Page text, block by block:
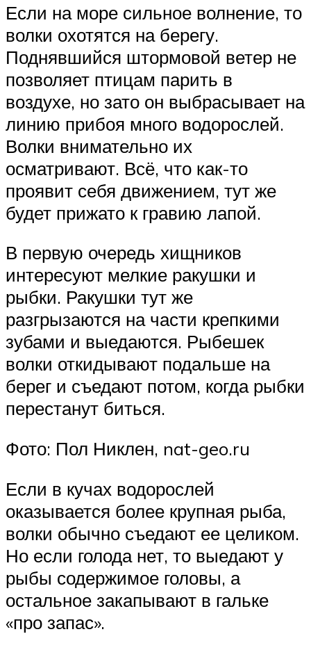
Если на море сильное волнение, то
волки охотятся на берегу.
Поднявшийся штормовой ветер не
позволяет птицам парить в
воздухе, но зато он выбрасывает на
линию прибоя много водорослей.
Волки внимательно их
осматривают. Всё, что как-то
проявит себя движением, тут же
будет прижато к гравию лапой.
В первую очередь хищников
интересуют мелкие ракушки и
рыбки. Ракушки тут же
разгрызаются на части крепкими
зубами и выедаются. Рыбешек
волки откидывают подальше на
берег и съедают потом, когда рыбки
перестанут биться.
Фото: Пол Никлен, nat-geo.ru
Если в кучах водорослей
оказывается более крупная рыба,
волки обычно съедают ее целиком.
Но если голода нет, то выедают у
рыбы содержимое головы, а
остальное закапывают в гальке
«про запас».